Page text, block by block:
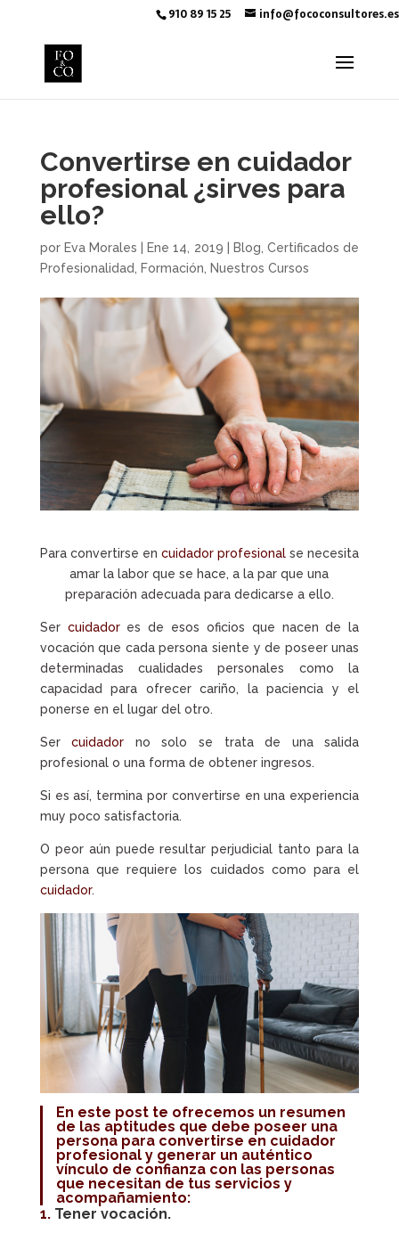
910 89 15 25 info@fococonsultores.es
Convertirse en cuidador
profesional ¿sirves para
ello?
por Eva Morales Ene 14, 2019 Blog ,Certificados de
Profesionalidad
Formación Nuestros Cursos
Para convertirse en cuidador profesionalse necesita
amar la labor que se hace, a la par que una
preparación adecuada para dedicarse a ello.
Ser cuidadores de esos oficios que nacen de la
vocación que cada persona siente y de poseer unas
determinadas cualidades personales como la
capacidad para ofrecer cariño, la paciencia y el
ponerse en el lugar del otro.
Sercuidador no solo se trata de una salida
profesional o una forma de obtener ingresos.
Si es así, termina por convertirse en una experiencia
muy poco satisfactoria.
O peor aún puede resultar perjudicial tanto para la
persona que requiere los cuidados como para el
cuidador.
En este post te ofrecemos un resumen
de las aptitudes que debe poseer una
persona para convertirse en cuidador
profesionaly generar un auténtico
vínculo de confianza con las personas
que necesitan de tus servicios y
acompañamiento:
1.Tener vocación.